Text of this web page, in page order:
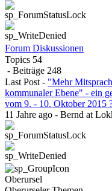
Forum Diskussionen
Topics 54
- Beiträge 248
Last Post - "Mehr
kommunaler Ebene" - ein
vom 9. - 10. Oktober 2015
11 Jahre ago - Bernd at
Oberursel